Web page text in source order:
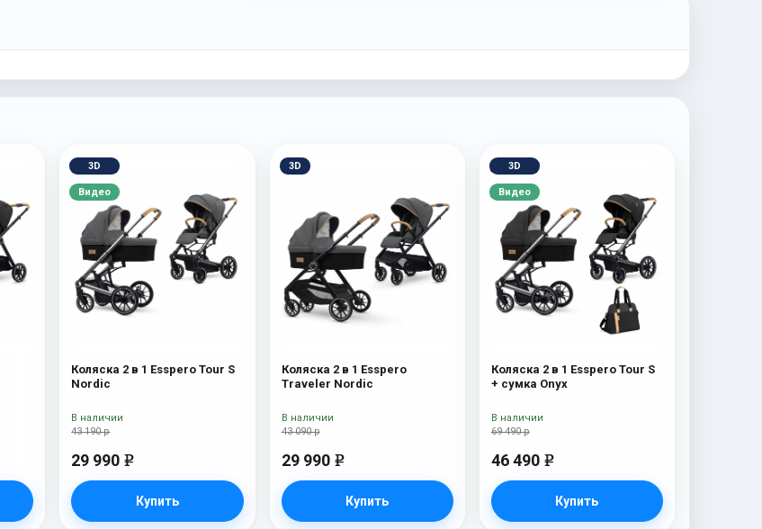
3D
Видео
Коляска 2 в 1 Esspero Tour S
Nordic
43 190 р
29 990 e
Купить
В наличии
3D
Коляска 2 в 1 Esspero
Traveler Nordic
43 090 р
29 990 e
Купить
В наличии
3D
Видео
Коляска 2 в 1 Esspero Tour S
+ сумка Onyx
69 490 р
46 490 e
Купить
В наличии